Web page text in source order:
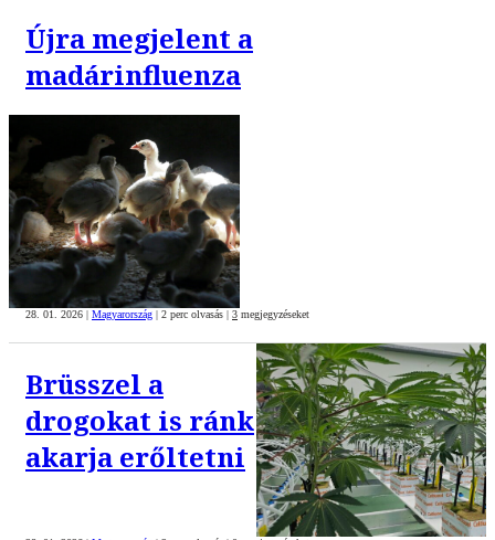
Újra megjelent a
madárinfluenza
28. 01. 2026 Magyarország 2 perc olvasás 3 megjegyzéseket
Brüsszel a
drogokat is ránk
akarja erőltetni